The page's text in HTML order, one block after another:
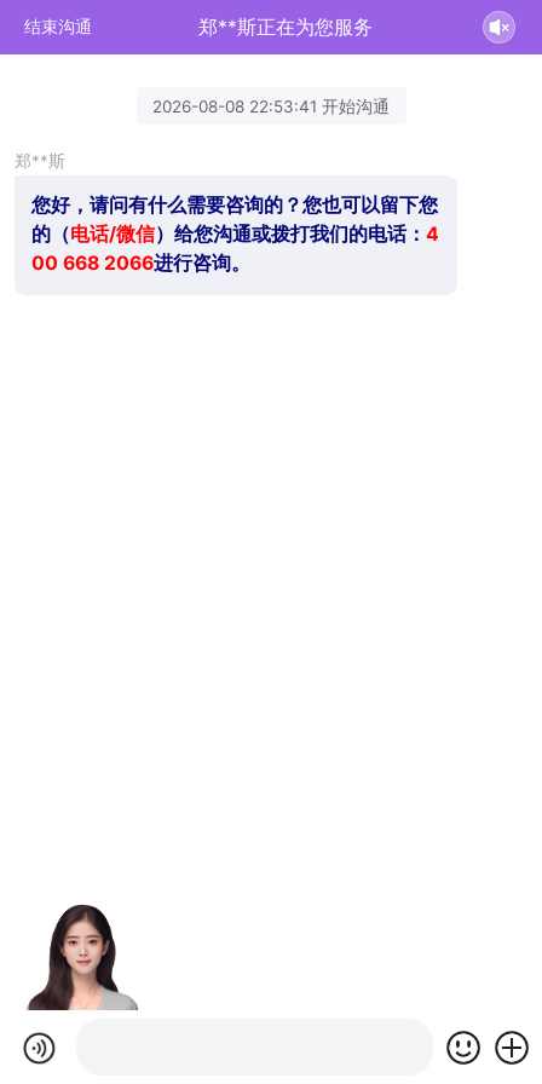
结束沟通 郑**斯正在为您服务
2026-08-08 22:53:41 开始沟通
郑**斯
您好，请问有什么需要咨询的？您也可以留下您
的（电话/微信）给您沟通或拨打我们的电话： 4
00 668 2066进行咨询。